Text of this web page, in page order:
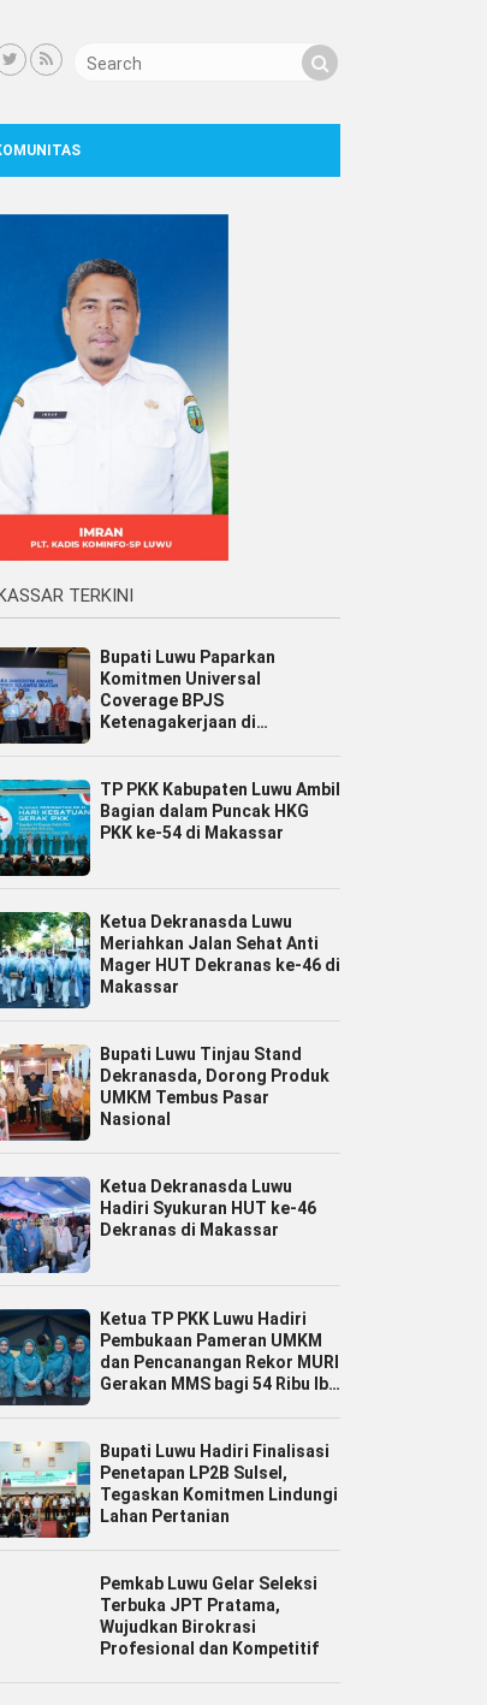
TERKINI
Bupati Luwu Paparkan
Komitmen Universal
Coverage BPJS
Ketenagakerjaan di
TP PKK Kabupaten Luwu Ambil
Bagian dalam Puncak HKG
PKK ke-54 di Makassar
Ketua Dekranasda Luwu
Meriahkan Jalan Sehat Anti
Mager HUT Dekranas ke-46 di
Makassar
Bupati Luwu Tinjau Stand
Dekranasda, Dorong Produk
UMKM Tembus Pasar
Nasional
Ketua Dekranasda Luwu
Hadiri Syukuran HUT ke-46
Dekranas di Makassar
Ketua TP PKK Luwu Hadiri
Pembukaan Pameran UMKM
dan Pencanangan Rekor MURI
Gerakan MMS bagi 54 Ribu Ibu
Bupati Luwu Hadiri Finalisasi
Penetapan LP2B Sulsel,
Tegaskan Komitmen Lindungi
Lahan Pertanian
Pemkab Luwu Gelar Seleksi
Terbuka JPT Pratama,
Wujudkan Birokrasi
Profesional dan Kompetitif